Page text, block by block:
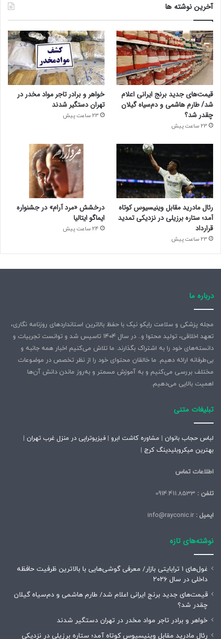
آخرین نوشته ها
قیمت‌های جدید برنج ایرانی اعلام
شد/ طارم هاشمی و دم‌سیاه گیلان
چقدر شد؟
23 ساعت پیش
خواهر و برادر تاجر مواد مخدر در
تهران دستگیر شدند
23 ساعت پیش
رئال مادرید مقابل وینیسیوس کوتاه
آمد؛ ستاره برزیلی در نزدیکی تمدید
قرارداد
23 ساعت پیش
درخشش «مرد آرام» در جشنواره
ایماگو ایتالیا
24 ساعت پیش
درباره ما
مجله پزشکی و سلامت رایکو نیک با حفظ بالاترین استانداردهای روزنامه نگاری،
تعهد اخلاقی، تولید محتوا و.. در سال ۱۴۰۴ تاسیس شد و توانست تجربیات و
دانسته‌های خود را به اشتراک بگذارند. ما تلاش می‌کنیم اخبار همه جانبه و
بی‌طرفانه ارائه دهیم. ما خالقان محتوای خود را از نظر تخصص در موضوعات
مختلف بررسی می‌کنیم و به آموزش مسمتر و به‌روز ماندن دانش آن‌ها
اهمیت بالایی می‌دهیم.
تبلیغات متنی
لباس حجاب بانوان | مشاوره کاشت ابرو | فیزیوتراپی در منزل غرب تهران |
بهترین میکروبلیدینگ کرج |
اطلاعات تماس
تلفن :
ایمیل :
نوشته‌های تازه
غول‌های ۱ ترابایتی بازار/ معرفی گوشی‌هایی با بالاترین ظرفیت حافظه
داخلی در سال ۲۰۲۶
قیمت‌های جدید برنج ایرانی اعلام شد/ طارم هاشمی و دم‌سیاه گیلان
چقدر شد؟
خواهر و برادر تاجر مواد مخدر در تهران دستگیر شدند
رئال مادرید مقابل وینیسیوس کوتاه آمد؛ ستاره برزیلی در نزدیکی